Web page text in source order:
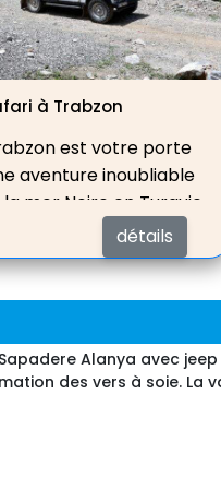
à Trabzon
est votre porte
aventure inoubliable
mer Noire en Turquie.
Trabzon Safari Tour
de l'exploration hors
emmène au cœur
que le Jeep Safari
la mer Noire met en
détails
Alanya avec
des vers à soie. La